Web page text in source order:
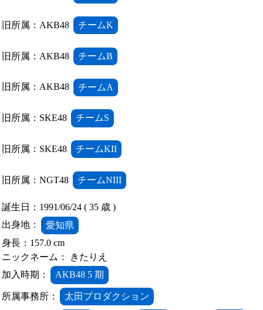
旧所属：AKB48 チームK
旧所属：AKB48 チームB
旧所属：AKB48 チームA
旧所属：SKE48 チームS
旧所属：SKE48 チームKII
旧所属：NGT48 チームNIII
誕生日：1991/06/24 ( 35 歳 )
出身地：
愛知県
身長：157.0 cm
ニックネーム： きたりえ
加入時期：
AKB48 5 期
所属事務所： 太田プロダクション